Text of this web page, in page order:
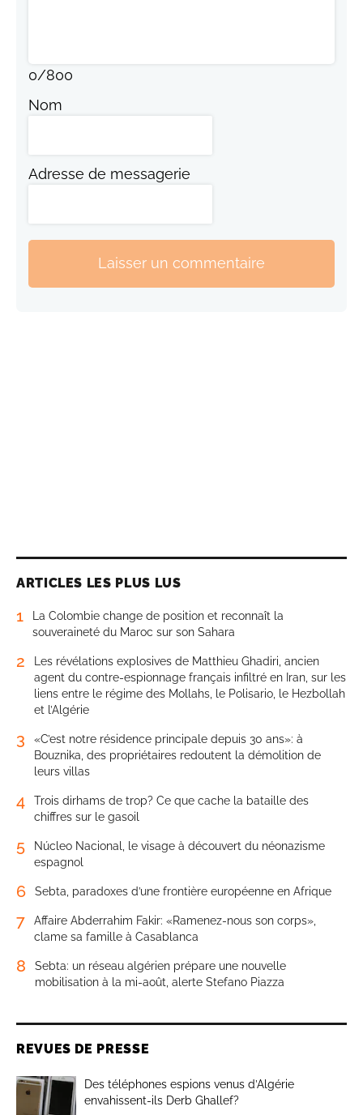
0/800
Nom
Adresse de messagerie
Laisser un commentaire
ARTICLES LES PLUS LUS
1
La Colombie change de position et reconnaît la
souveraineté du Maroc sur son Sahara
2
Les révélations explosives de Matthieu Ghadiri, ancien
agent du contre-espionnage français infiltré en Iran, sur les
liens entre le régime des Mollahs, le Polisario, le Hezbollah
et l’Algérie
3
«C’est notre résidence principale depuis 30 ans»: à
Bouznika, des propriétaires redoutent la démolition de
leurs villas
4
Trois dirhams de trop? Ce que cache la bataille des
chiffres sur le gasoil
5
Núcleo Nacional, le visage à découvert du néonazisme
espagnol
6 Sebta, paradoxes d’une frontière européenne en Afrique
7
Affaire Abderrahim Fakir: «Ramenez-nous son corps»,
clame sa famille à Casablanca
8
Sebta: un réseau algérien prépare une nouvelle
mobilisation à la mi-août, alerte Stefano Piazza
REVUES DE PRESSE
Des téléphones espions venus d’Algérie
envahissent-ils Derb Ghallef?